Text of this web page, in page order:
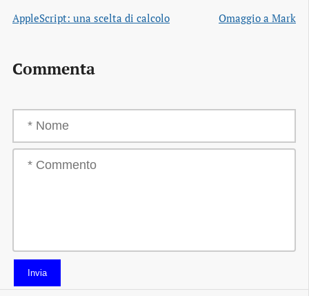
AppleScript: una scelta di calcolo
Omaggio a Mark
Commenta
Invia